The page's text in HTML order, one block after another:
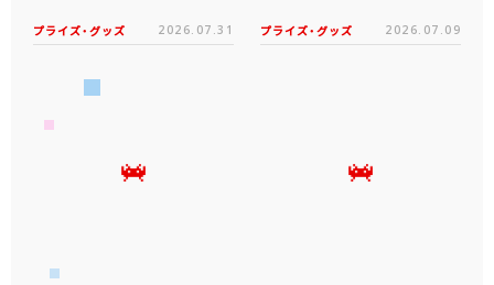
プライズ・グッズ 2026.07.31 プライズ・グッズ 2026.07.09